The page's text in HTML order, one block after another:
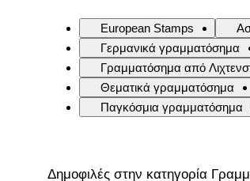
European Stamps
Γερμανικά γραμματόσημα
Γραμματόσημα από
Θεματικά γραμματόσημα
Παγκόσμια γραμματόσημα
Δημοφιλές στην κατηγορία